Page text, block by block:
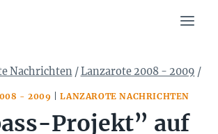
Nachrichten /Lanzarote 2008 - 2009 /
- 2009 |LANZAROTE NACHRICHTEN
Projekt” auf